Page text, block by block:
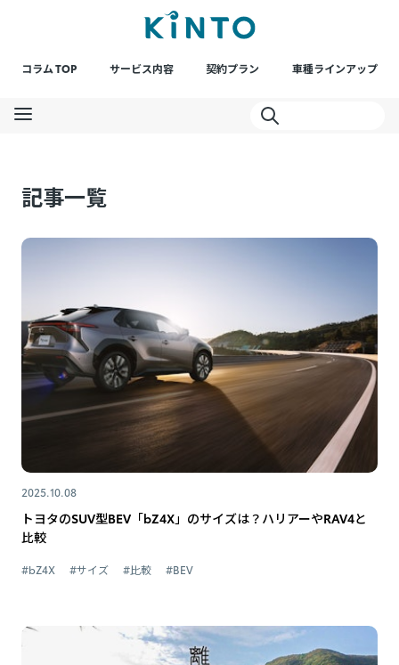
コラム TOP サービス内容 契約プラン 車種ラインアップ
記事一覧
2025.10.08
トヨタのSUV型BEV「bZ4X」のサイズは？ハリアーやRAV4と
比較
#bZ4X #サイズ #比較 #BEV